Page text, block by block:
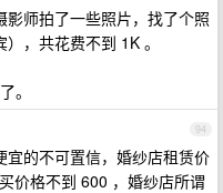
师拍了一些照片，找了个照
，共花费不到 1K 。
。
94
的不可置信，婚纱店租赁价
价格不到 600 ，婚纱店所谓